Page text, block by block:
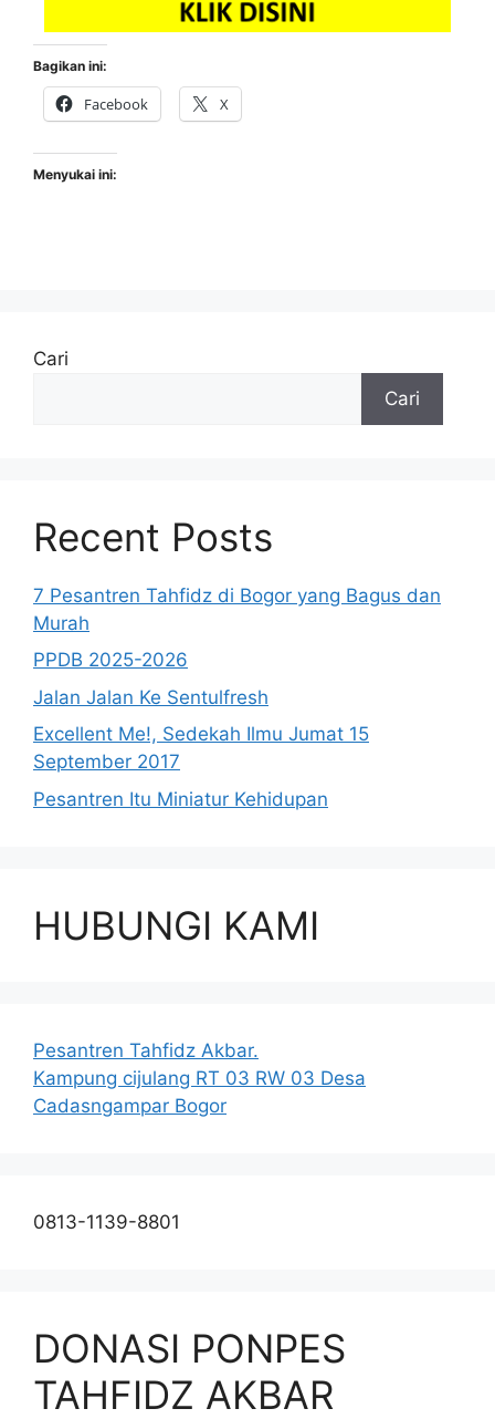
Bagikan ini:
Facebook X
Menyukai ini:
Cari
Cari
Recent Posts
7 Pesantren Tahfidz di Bogor yang Bagus dan
Murah
PPDB 2025-2026
Jalan Jalan Ke Sentulfresh
Excellent Me!, Sedekah Ilmu Jumat 15
September 2017
Pesantren Itu Miniatur Kehidupan
HUBUNGI KAMI
Pesantren Tahfidz Akbar.
Kampung cijulang RT 03 RW 03 Desa
Cadasngampar Bogor
0813-1139-8801
DONASI PONPES
TAHFIDZ AKBAR